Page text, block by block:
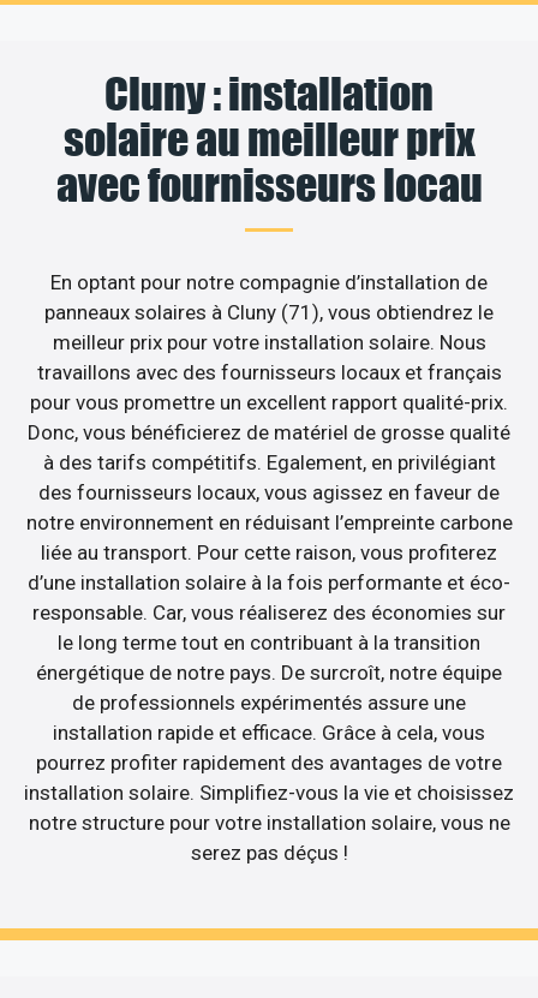
Cluny : installation
solaire au meilleur prix
avec fournisseurs locau
En optant pour notre compagnie d’installation de
panneaux solaires à Cluny (71), vous obtiendrez le
meilleur prix pour votre installation solaire. Nous
travaillons avec des fournisseurs locaux et français
pour vous promettre un excellent rapport qualité-prix.
Donc, vous bénéficierez de matériel de grosse qualité
à des tarifs compétitifs. Egalement, en privilégiant
des fournisseurs locaux, vous agissez en faveur de
notre environnement en réduisant l’empreinte carbone
liée au transport. Pour cette raison, vous profiterez
d’une installation solaire à la fois performante et éco-
responsable. Car, vous réaliserez des économies sur
le long terme tout en contribuant à la transition
énergétique de notre pays. De surcroît, notre équipe
de professionnels expérimentés assure une
installation rapide et efficace. Grâce à cela, vous
pourrez profiter rapidement des avantages de votre
installation solaire. Simplifiez-vous la vie et choisissez
notre structure pour votre installation solaire, vous ne
serez pas déçus !